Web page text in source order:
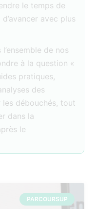
le temps de
avec plus
de nos
à la question «
pratiques,
des
débouchés, tout
dans la
le
PARCOURSUP